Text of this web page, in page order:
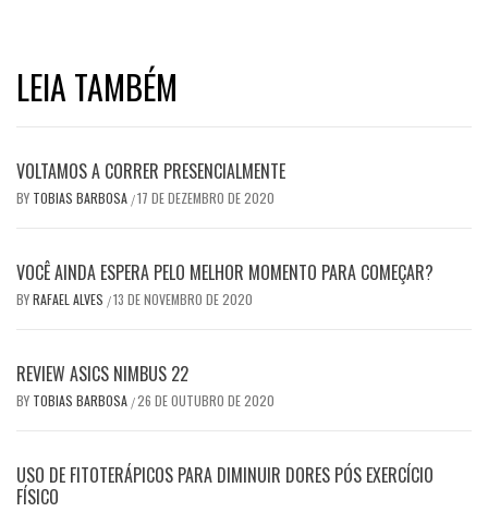
LEIA TAMBÉM
VOLTAMOS A CORRER PRESENCIALMENTE
BY TOBIAS BARBOSA /17 DE DEZEMBRO DE 2020
VOCÊ AINDA ESPERA PELO MELHOR MOMENTO PARA COMEÇAR?
BYRAFAEL ALVES /13 DE NOVEMBRO DE 2020
REVIEW ASICS NIMBUS 22
BY TOBIAS BARBOSA /26 DE OUTUBRO DE 2020
USO DE FITOTERÁPICOS PARA DIMINUIR DORES PÓS EXERCÍCIO
FÍSICO